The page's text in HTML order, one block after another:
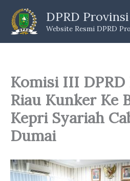
content
DPRD
Website Resmi DPRD
Komisi III
Riau Kunker Ke
Kepri Syariah
Dumai